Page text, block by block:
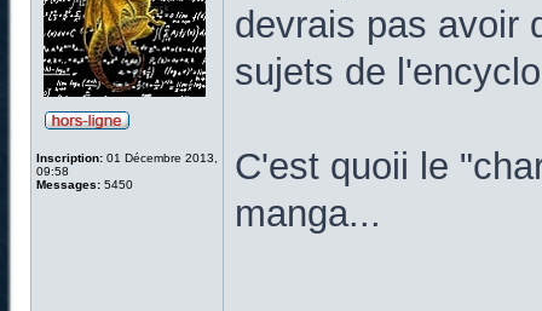
Inscription: 01 Décembre 2013,
09:58
Messages: 5450
devrais pas avoir
sujets de
C'est quoii le
manga...